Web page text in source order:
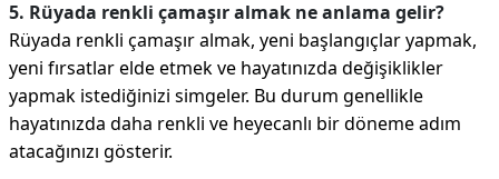
5. Rüyada renkli çamaşır almak ne anlama gelir?
Rüyada renkli çamaşır almak, yeni başlangıçlar yapmak,
yeni fırsatlar elde etmek ve hayatınızda değişiklikler
yapmak istediğinizi simgeler. Bu durum genellikle
hayatınızda daha renkli ve heyecanlı bir döneme adım
atacağınızı gösterir.